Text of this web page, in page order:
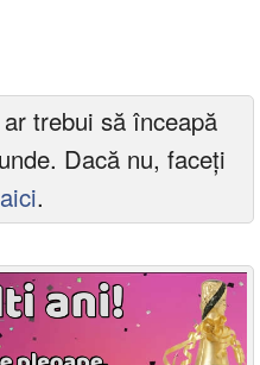
te
trebui să înceapă
Dacă nu, faceți
aici.